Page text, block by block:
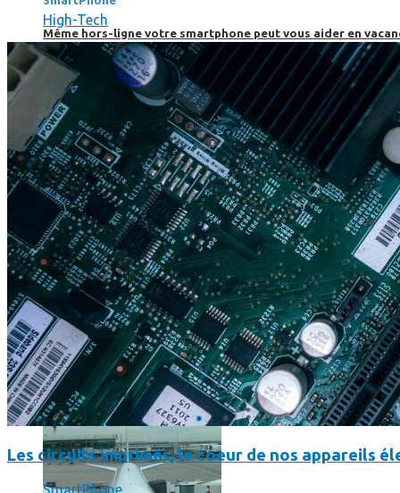
Même hors-ligne votre smartphone peut vous aider en
Comment réduire au maximum la consommation de son
High-Tech
Les circuits imprimés, le coeur de nos appareils
SmartPhone